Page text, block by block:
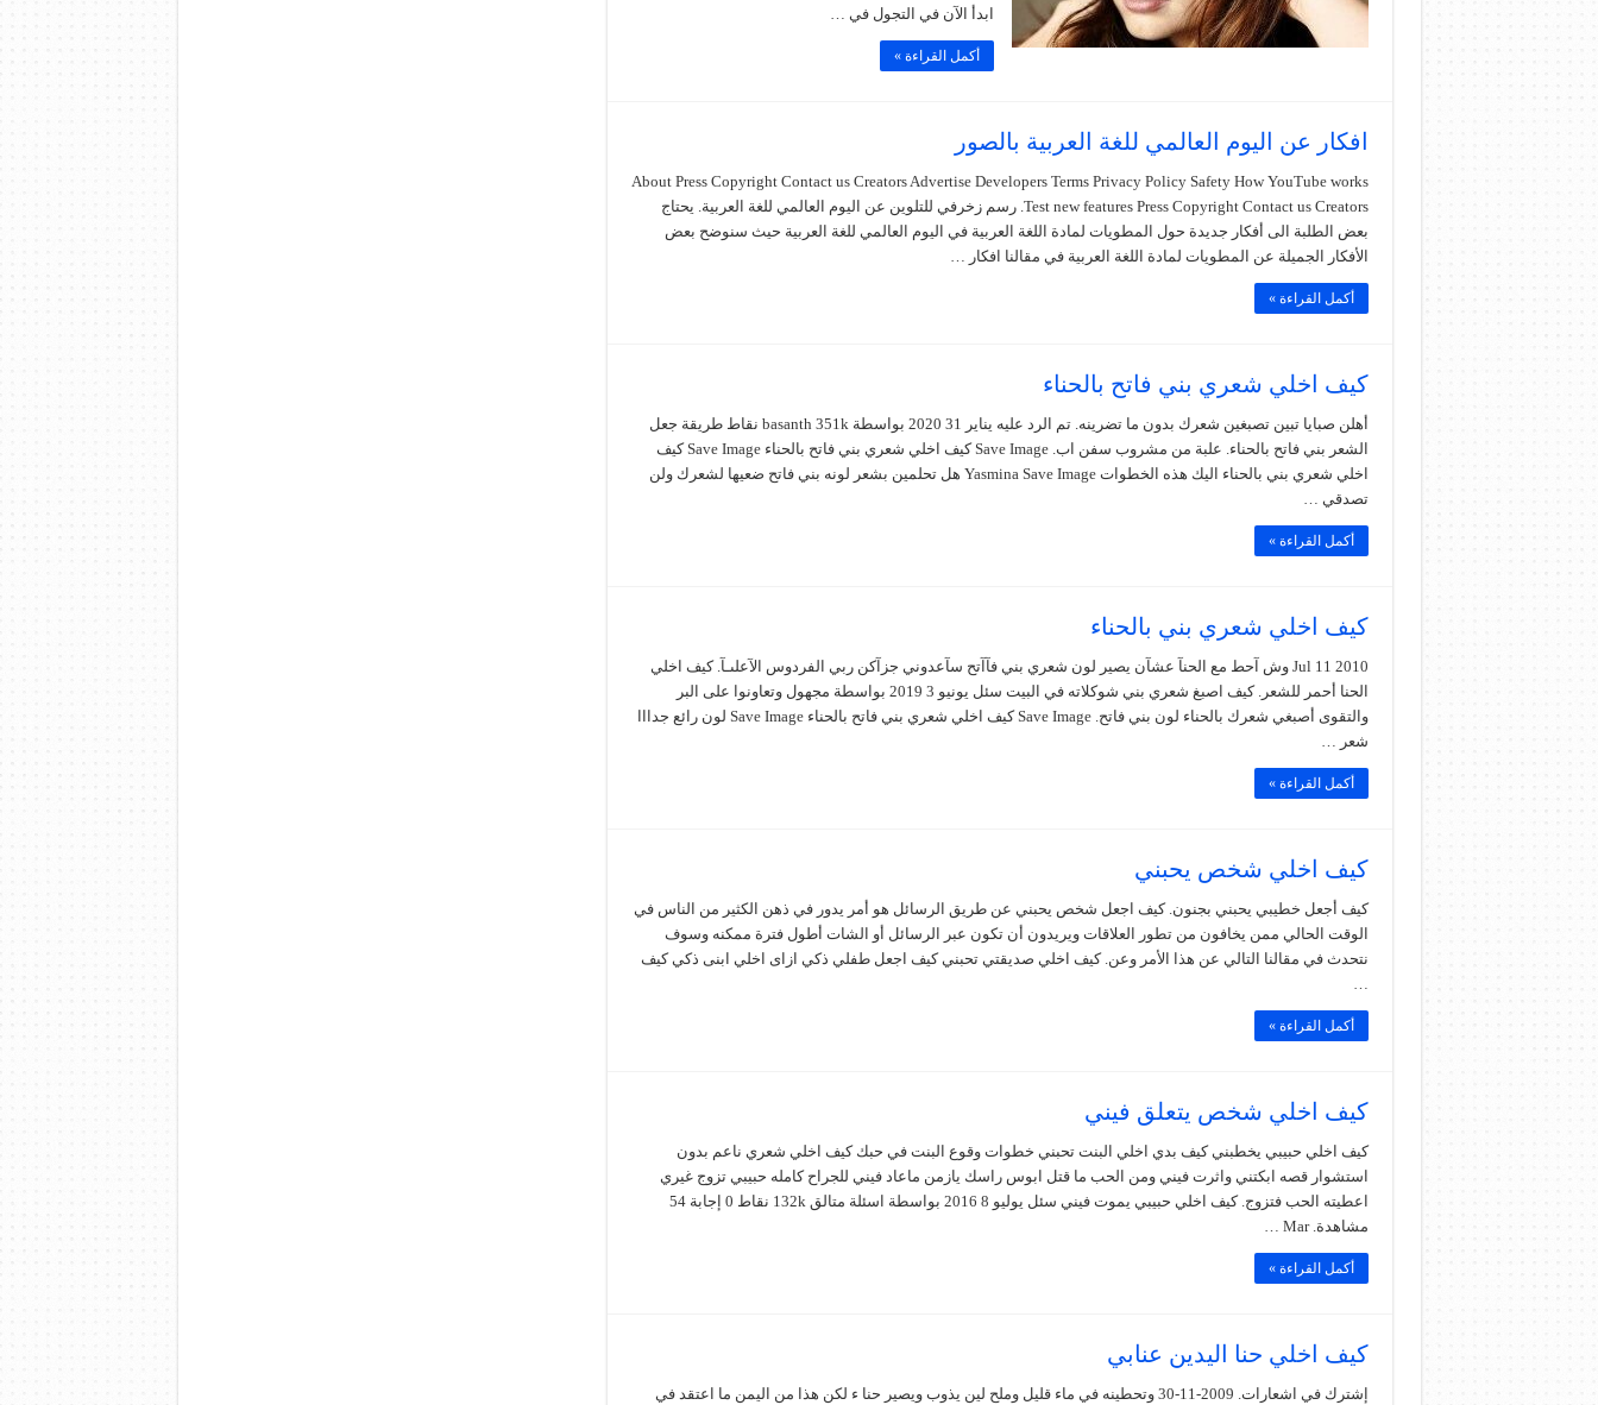
ابدأ الآن في التجول في …
أكمل القراءة »
افكار عن اليوم العالمي للغة العربية بالصور
About Press Copyright Contact us Creators Advertise Developers Terms Privacy Policy Safety How YouTube works
Test new features Press Copyright Contact us Creators. رسم زخرفي للتلوين عن اليوم العالمي للغة العربية. يحتاج
بعض الطلبة الى أفكار جديدة حول المطويات لمادة اللغة العربية في اليوم العالمي للغة العربية حيث سنوضح بعض
الأفكار الجميلة عن المطويات لمادة اللغة العربية في مقالنا افكار …
أكمل القراءة »
كيف اخلي شعري بني فاتح بالحناء
أهلن صبايا تبين تصبغين شعرك بدون ما تضرينه. تم الرد عليه يناير 31 2020 بواسطة basanth 351k نقاط طريقة جعل
الشعر بني فاتح بالحناء. علبة من مشروب سفن اب. Save Image كيف اخلي شعري بني فاتح بالحناء Save Image كيف
اخلي شعري بني بالحناء اليك هذه الخطوات Yasmina Save Image هل تحلمين بشعر لونه بني فاتح ضعيها لشعرك ولن
تصدقي …
أكمل القراءة »
كيف اخلي شعري بني بالحناء
Jul 11 2010 وش آحط مع الحنآ عشآن يصير لون شعري بني فآآتح سآعدوني جزآكن ربي الفردوس الآعلىـآ. كيف اخلي
الحنا أحمر للشعر. كيف اصبغ شعري بني شوكلاته في البيت سئل يونيو 3 2019 بواسطة مجهول وتعاونوا على البر
والتقوى أصبغي شعرك بالحناء لون بني فاتح. Save Image كيف اخلي شعري بني فاتح بالحناء Save Image لون رائع جدااا
شعر …
أكمل القراءة »
كيف اخلي شخص يحبني
كيف أجعل خطيبي يحبني بجنون. كيف اجعل شخص يحبني عن طريق الرسائل هو أمر يدور في ذهن الكثير من الناس في
الوقت الحالي ممن يخافون من تطور العلاقات ويريدون أن تكون عبر الرسائل أو الشات أطول فترة ممكنه وسوف
نتحدث في مقالنا التالي عن هذا الأمر وعن. كيف اخلي صديقتي تحبني كيف اجعل طفلي ذكي ازاى اخلي ابنى ذكي كيف
…
أكمل القراءة »
كيف اخلي شخص يتعلق فيني
كيف اخلي حبيبي يخطبني كيف بدي اخلي البنت تحبني خطوات وقوع البنت في حبك كيف اخلي شعري ناعم بدون
استشوار قصه ابكتني واثرت فيني ومن الحب ما قتل ابوس راسك يازمن ماعاد فيني للجراح كامله حبيبي تزوج غيري
اعطيته الحب فتزوج. كيف اخلي حبيبي يموت فيني سئل يوليو 8 2016 بواسطة اسئلة متالق 132k نقاط 0 إجابة 54
مشاهدة. Mar …
أكمل القراءة »
كيف اخلي حنا اليدين عنابي
إشترك في اشعارات. 2009-11-30 وتحطينه في ماء قليل وملح لين يذوب ويصير حنا ء لكن هذا من اليمن ما اعتقد في